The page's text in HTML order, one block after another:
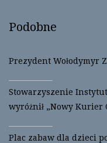
w
)
Podobne
Prezydent Wołodymyr
Stowarzyszenie
wyróżnił „Nowy Kurier
Plac zabaw dla dzieci